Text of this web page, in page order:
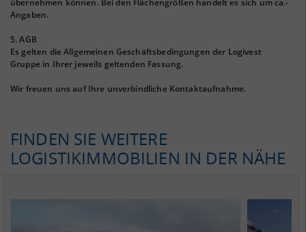
übernehmen können. Bei den Flächengrößen handelt es sich um ca.-
Angaben.
5. AGB
Es gelten die Allgemeinen Geschäftsbedingungen der Logivest
Gruppe in Ihrer jeweils geltenden Fassung.
Wir freuen uns auf Ihre unverbindliche Kontaktaufnahme.
FINDEN SIE WEITERE
LOGISTIKIMMOBILIEN IN DER NÄHE